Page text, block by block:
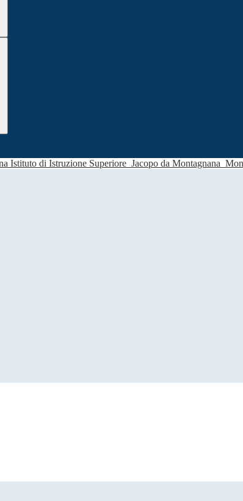
Istituto di Istruzione Superiore Jacopo da Montagnana